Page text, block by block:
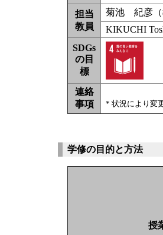
担当
教員
菊池 紀彦（
KIKUCHI
SDGs
の目
標
連絡
事項
* 状況により変
学修の目的と方法
授